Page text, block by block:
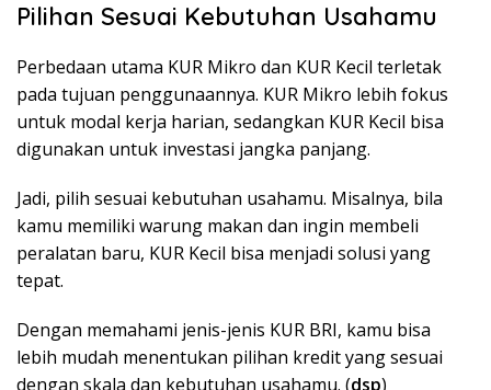
Pilihan Sesuai Kebutuhan Usahamu
Perbedaan utama KUR Mikro dan KUR Kecil terletak
pada tujuan penggunaannya. KUR Mikro lebih fokus
untuk modal kerja harian, sedangkan KUR Kecil bisa
digunakan untuk investasi jangka panjang.
Jadi, pilih sesuai kebutuhan usahamu. Misalnya, bila
kamu memiliki warung makan dan ingin membeli
peralatan baru, KUR Kecil bisa menjadi solusi yang
tepat.
Dengan memahami jenis-jenis KUR BRI, kamu bisa
lebih mudah menentukan pilihan kredit yang sesuai
dengan skala dan kebutuhan usahamu. (dsp)